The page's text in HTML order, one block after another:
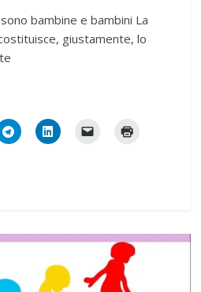
bambine e bambini La
giustamente, lo